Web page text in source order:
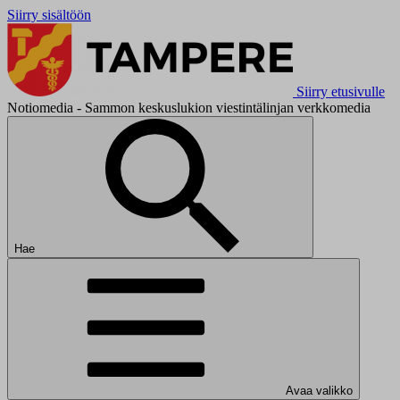
Siirry sisältöön
Siirry etusivulle
Notiomedia - Sammon keskuslukion viestintälinjan verkkomedia
Hae
Avaa valikko